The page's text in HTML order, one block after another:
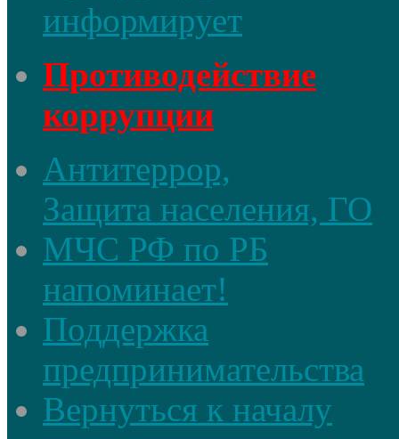
информирует
Противодействие
коррупции
Антитеррор,
Защита населения, ГО
МЧС РФ по РБ
напоминает!
Поддержка
предпринимательства
Вернуться к началу